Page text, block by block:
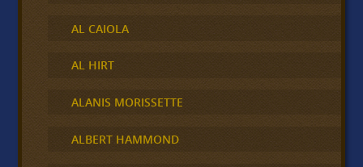
AL CAIOLA
AL HIRT
ALANIS MORISSETTE
ALBERT HAMMOND